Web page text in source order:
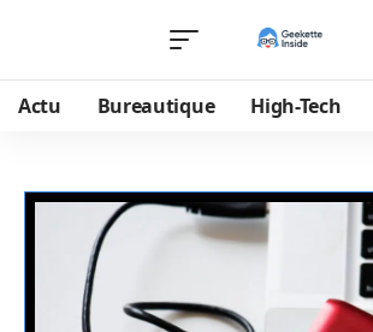
Actu Bureautique High-Tech